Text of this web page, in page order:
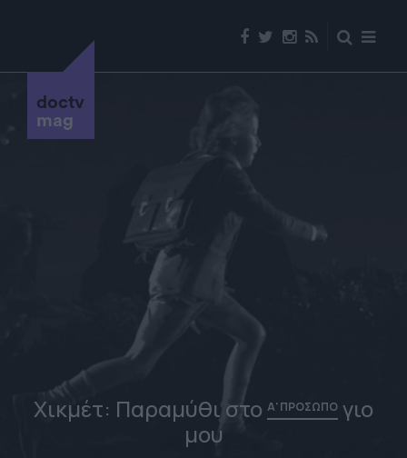
doctv
mag
Χικμέτ: Παραμύθι στο Α' ΠΡΟΣΩΠΟ γιο
μου